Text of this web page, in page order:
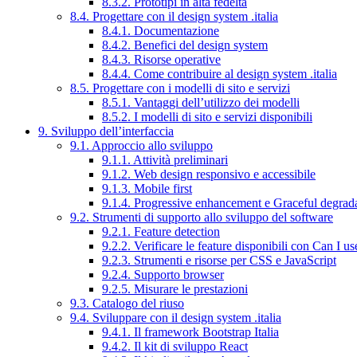
8.4. Progettare con il design system .italia
8.4.1. Documentazione
8.4.2. Benefici del design system
8.4.3. Risorse operative
8.4.4. Come contribuire al design system .italia
8.5. Progettare con i modelli di sito e servizi
8.5.1. Vantaggi dell’utilizzo dei modelli
8.5.2. I modelli di sito e servizi disponibili
9. Sviluppo dell’interfaccia
9.1. Approccio allo sviluppo
9.1.1. Attività preliminari
9.1.2. Web design responsivo e accessibile
9.1.3. Mobile first
9.1.4. Progressive enhancement e Graceful
9.2. Strumenti di supporto allo sviluppo del software
9.2.1. Feature detection
9.2.2. Verificare le feature disponibili con Can I
9.2.3. Strumenti e risorse per CSS e JavaScript
9.2.4. Supporto browser
9.2.5. Misurare le prestazioni
9.3. Catalogo del riuso
9.4. Sviluppare con il design system .italia
9.4.1. Il framework Bootstrap Italia
9.4.2. Il kit di sviluppo React